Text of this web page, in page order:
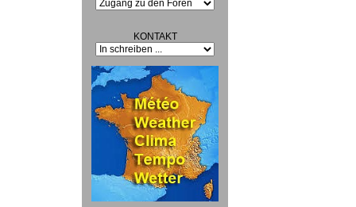
KONTAKT